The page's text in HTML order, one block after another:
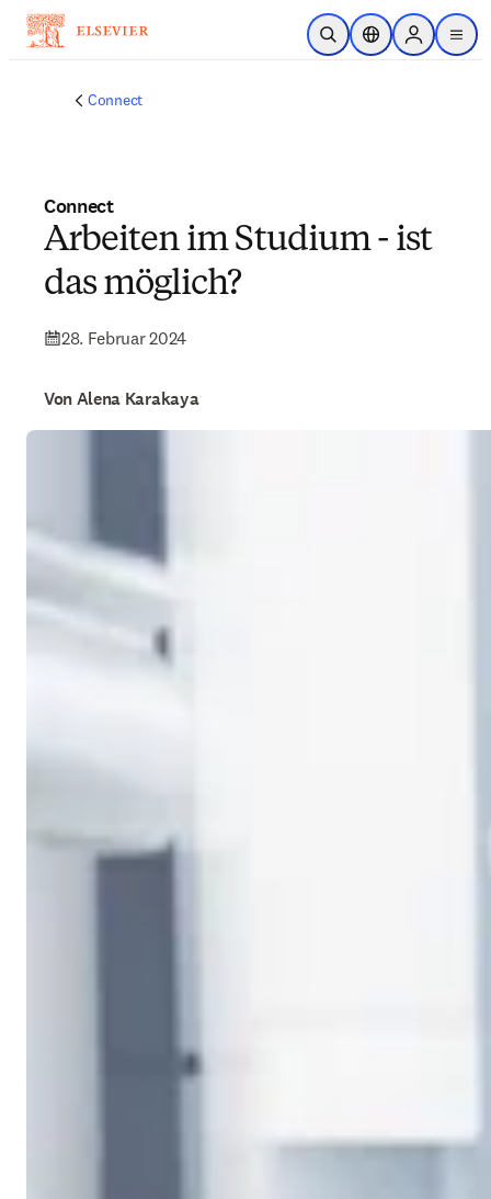
Zum Hauptinhalt wechseln
Suche öffnenStandortauswahl
Sign in to
menu
Connect
Connect
Arbeiten im Studium - ist
das möglich?
28. Februar 2024
Von Alena Karakaya